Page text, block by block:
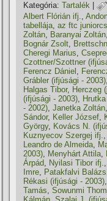
Kategória: Tartalék |
Albert Flórián ifj.
,
tabellája ,az ftc
Zoltán
Baranyai Zoltán
Bognár Zsolt
Cheregi Marius ,
Czottner/Szottner
Ferencz Dániel
Grábler (ifjúsági - 2003)
Halgas Tibor, Herczeg
(ifjúsági - 2003)
- 2002) ,Janetka Zoltán
Sándor, Keller József
György, Kovács N.
Kuznyecov Szergej ifj.
Leandro de Almeida
2003)
Menyhárt Attila
Árpád
Nyilasi Tibor ifj.
Imre
Patakfalvi Balázs
Rékasi (ifjúsági - 2003)
Tamás ,Sowunmi